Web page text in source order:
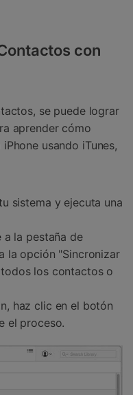
con
se puede lograr
aprender cómo
usando iTunes,
sistema y ejecuta una
la pestaña de
la opción "Sincronizar
los contactos o
haz clic en el botón
el proceso.